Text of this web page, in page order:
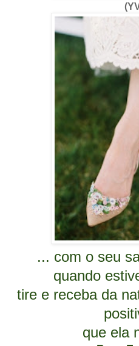
... com o seu
quando
tire e receba da
que ela